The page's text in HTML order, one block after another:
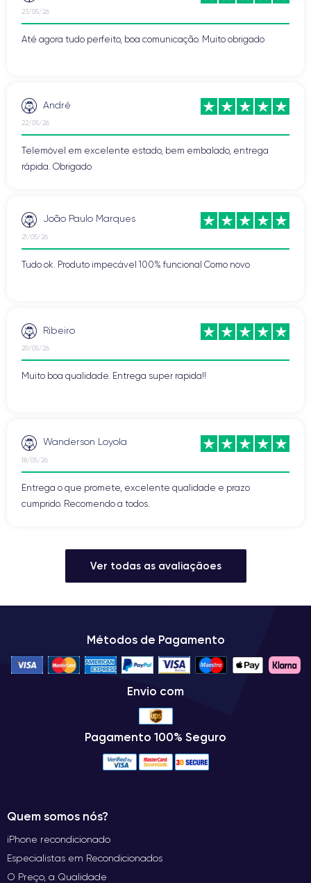
23/05/26
Até agora tudo perfeito, boa comunicação. Muito obrigado
André
22/05/26
Telemóvel em excelente estado, bem embalado, entrega
rápida. Obrigado
João Paulo Marques
21/05/26
Tudo ok. Produto impecável 100% funcional Como novo
Ribeiro
20/05/26
Muito boa qualidade. Entrega super rapida!!
Wanderson Loyola
18/05/26
Entrega o que promete, excelente qualidade e prazo
cumprido. Recomendo a todos.
Ver todas as avaliaçãoes
Métodos de Pagamento
Envio com
Pagamento 100% Seguro
Quem somos nós?
iPhone recondicionado
Especialistas em Recondicionados
O Preço, a Qualidade